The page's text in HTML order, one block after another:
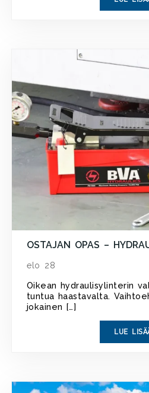
OSTAJAN OPAS –
elo 28
Oikean hydraulisylinterin
tuntua haastavalta.
jokainen […]
LUE